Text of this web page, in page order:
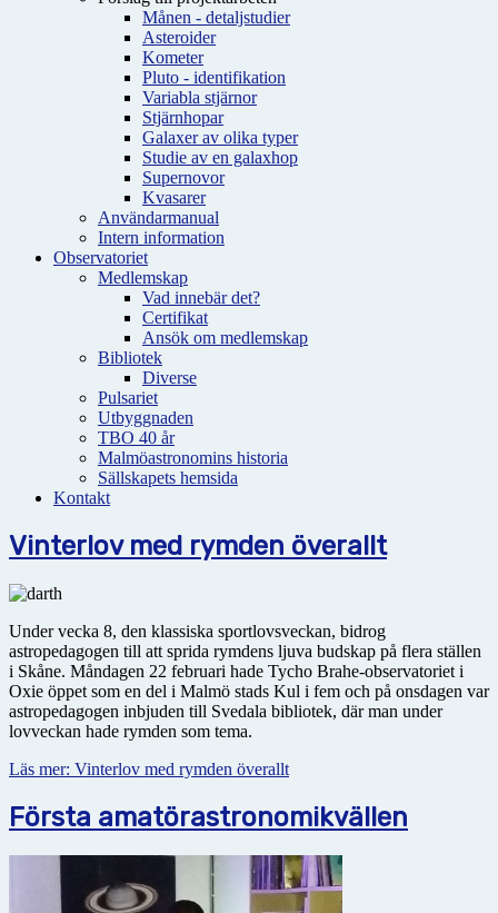
Månen - detaljstudier
Asteroider
Kometer
Pluto - identifikation
Variabla stjärnor
Stjärnhopar
Galaxer av olika typer
Studie av en galaxhop
Supernovor
Kvasarer
Användarmanual
Intern information
Observatoriet
Medlemskap
Vad innebär det?
Certifikat
Ansök om medlemskap
Bibliotek
Diverse
Pulsariet
Utbyggnaden
TBO 40 år
Malmöastronomins historia
Sällskapets hemsida
Kontakt
Vinterlov med rymden överallt
Under vecka 8, den klassiska sportlovsveckan, bidrog
astropedagogen till att sprida rymdens ljuva budskap på flera ställen
i Skåne. Måndagen 22 februari hade Tycho Brahe-observatoriet i
Oxie öppet som en del i Malmö stads Kul i fem och på onsdagen var
astropedagogen inbjuden till Svedala bibliotek, där man under
lovveckan hade rymden som tema.
Läs mer: Vinterlov med rymden överallt
Första amatörastronomikvällen